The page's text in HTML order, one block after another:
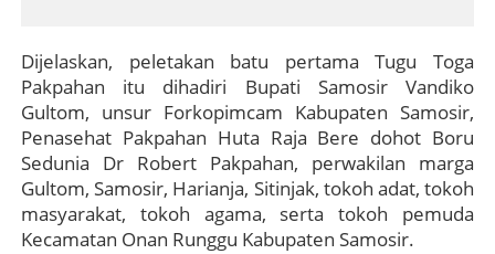
Dijelaskan, peletakan batu pertama Tugu Toga
Pakpahan itu dihadiri Bupati Samosir Vandiko
Gultom, unsur Forkopimcam Kabupaten Samosir,
Penasehat Pakpahan Huta Raja Bere dohot Boru
Sedunia Dr Robert Pakpahan, perwakilan marga
Gultom, Samosir, Harianja, Sitinjak, tokoh adat, tokoh
masyarakat, tokoh agama, serta tokoh pemuda
Kecamatan Onan Runggu Kabupaten Samosir.